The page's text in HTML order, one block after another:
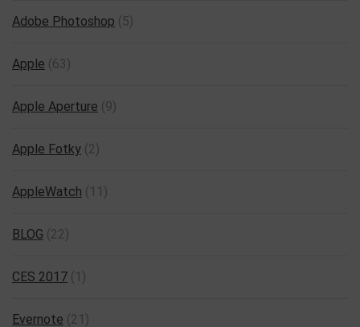
Adobe Photoshop (5)
Apple (63)
Apple Aperture (9)
Apple Fotky (2)
AppleWatch (11)
BLOG (22)
CES 2017 (1)
Evernote (21)